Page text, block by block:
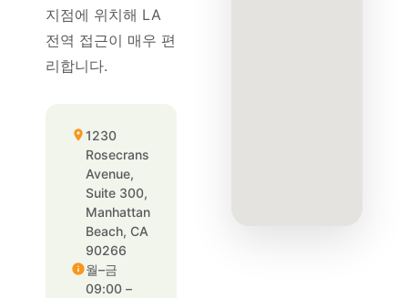
지점에 위치해 LA
전역 접근이 매우 편
리합니다.
1230
Rosecrans
Avenue,
Suite 300,
Manhattan
Beach, CA
90266
월–금
09:00 –